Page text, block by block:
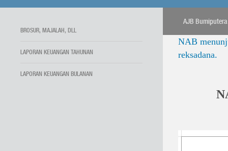
BROSUR, MAJALAH, DLL
LAPORAN KEUANGAN TAHUNAN
LAPORAN KEUANGAN BULANAN
AJB Bumiputera
NAB
reksadana.